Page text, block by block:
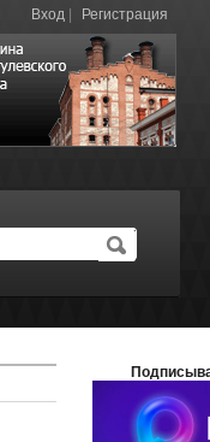
Вход Регистрация